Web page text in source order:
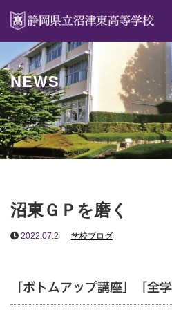
NEWS
沼東ＧＰを磨く
2022.07.2 学校ブログ
「ボトムアップ講座」「全